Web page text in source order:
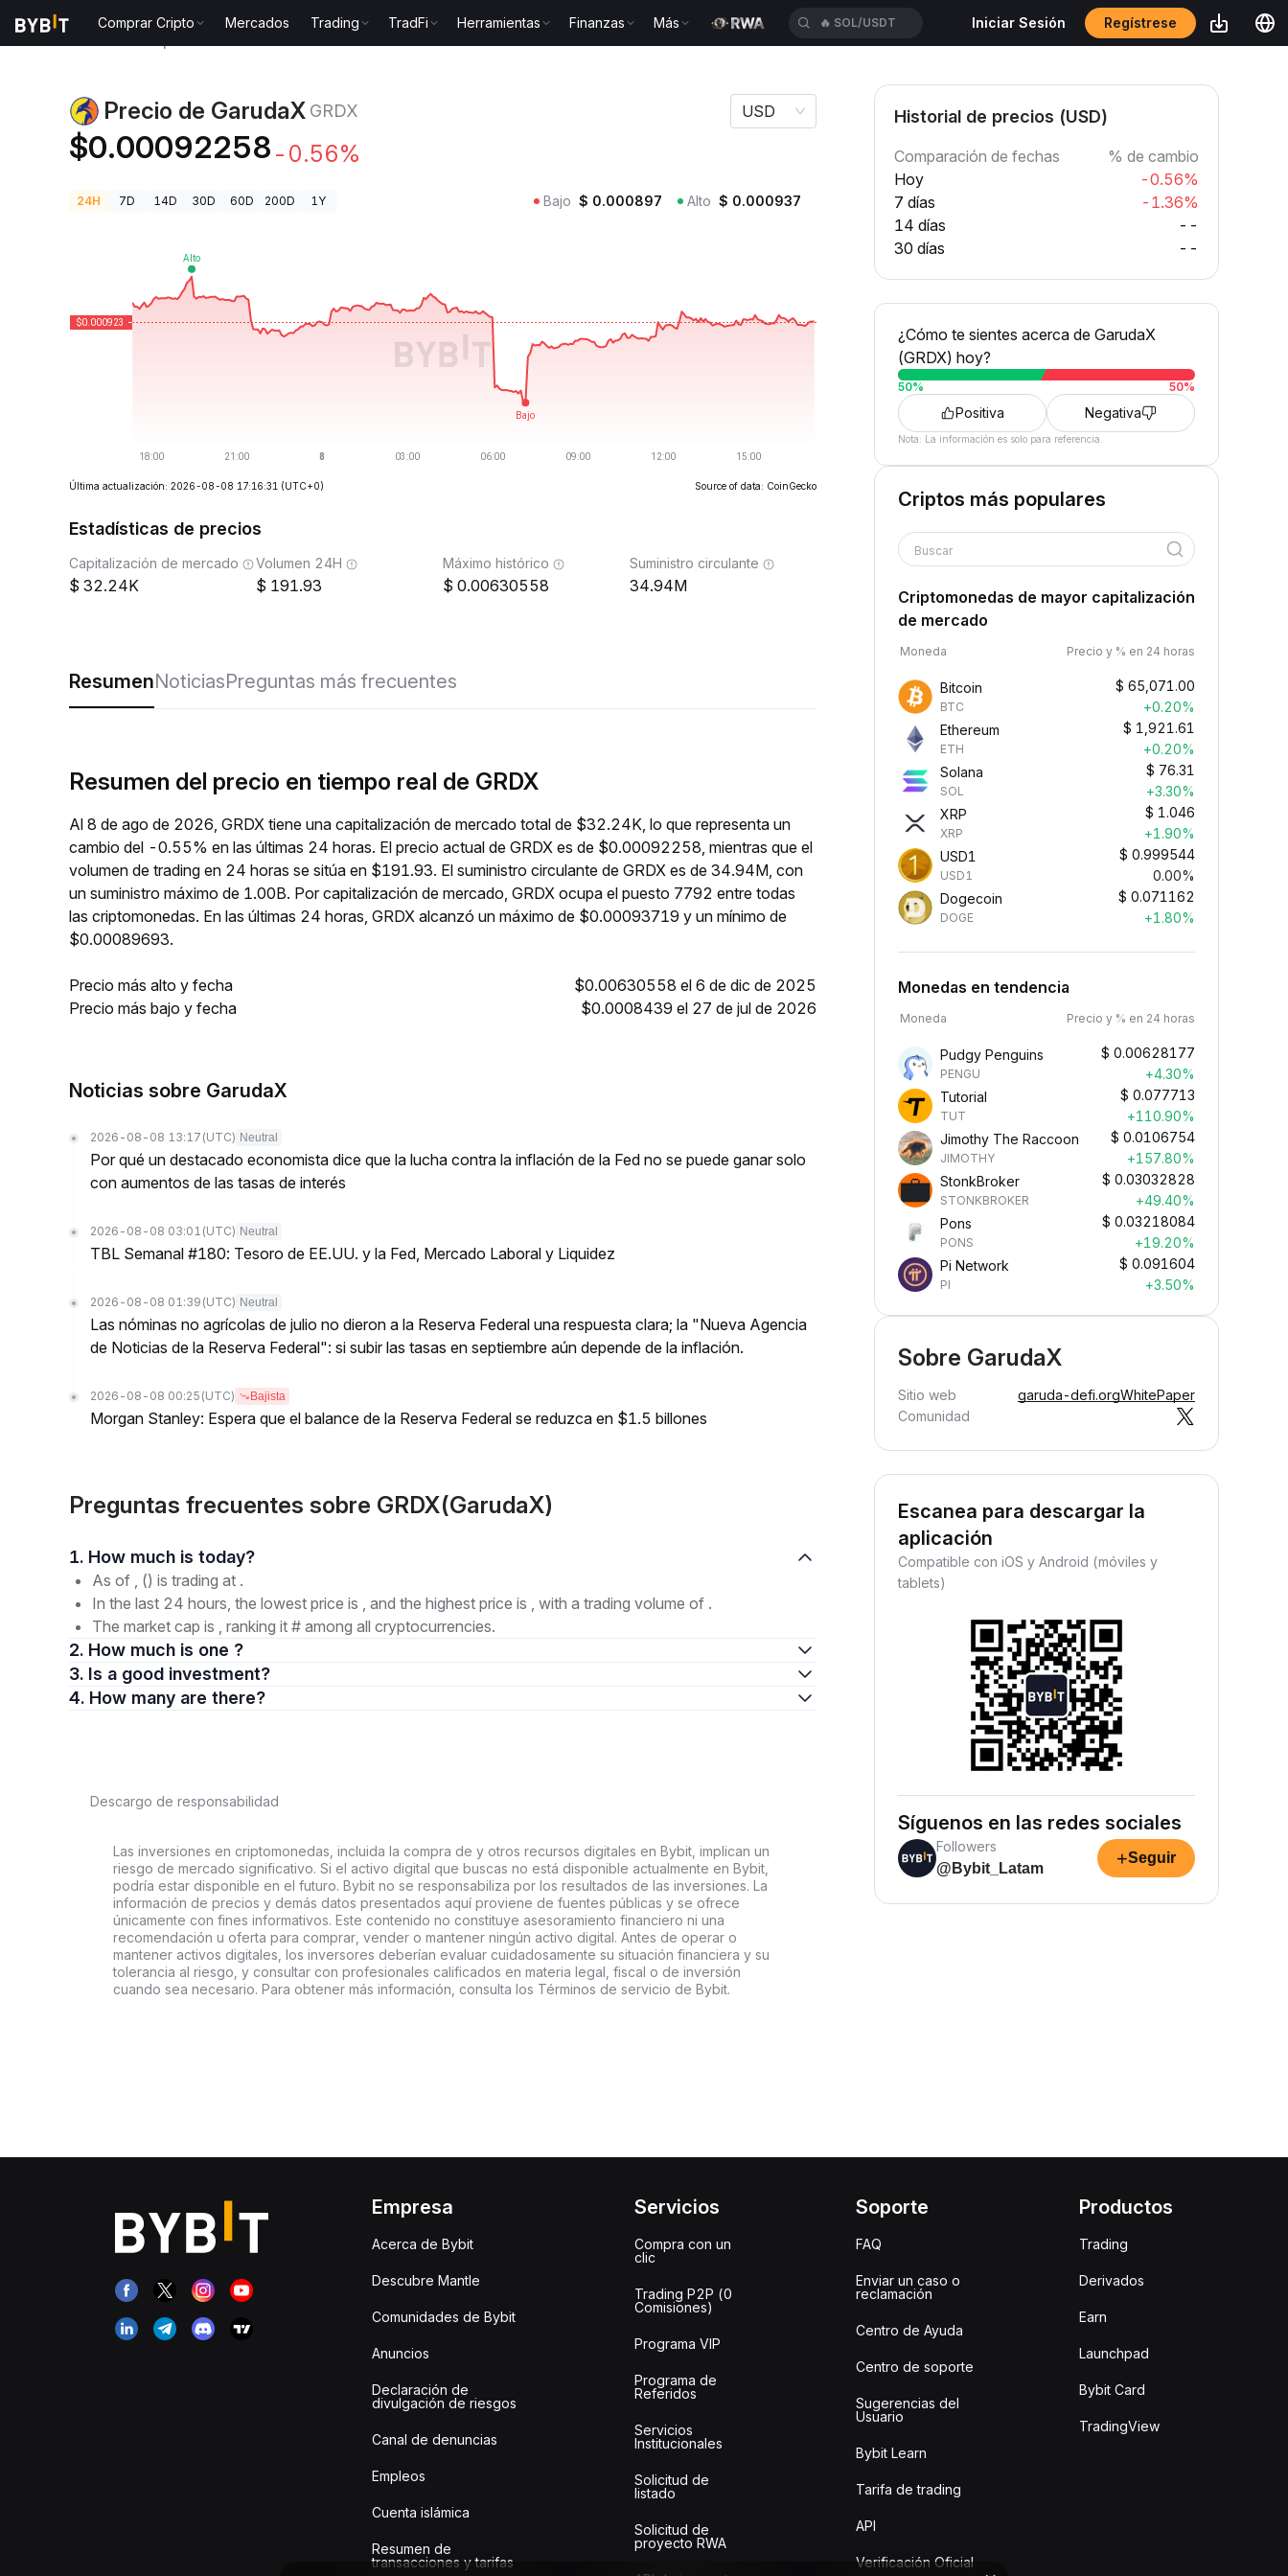
Comprar Cripto Mercados Trading TradFi Herramientas Finanzas Más 🔥 TUTUSDT Iniciar Sesión Regístrese
Precio de GarudaX GRDX
$0.00092258 -0.56%
USD
24H 7D 14D 30D 60D 200D 1Y Bajo $ 0.000897 Alto $ 0.000937
Última actualización: 2026-08-08 17:16:31 (UTC+0) Source of data: CoinGecko
Estadísticas de precios
Capitalización de mercado
32.24K
Volumen 24H
191.93
Máximo histórico
0.00630558
Suministro circulante
34.94M
ResumenNoticiasPreguntas más frecuentes
Resumen del precio en tiempo real de GRDX
Al 8 de ago de 2026, GRDX tiene una capitalización de mercado total de $32.24K, lo que representa un
cambio del -0.55% en las últimas 24 horas. El precio actual de GRDX es de $0.00092258, mientras que el
volumen de trading en 24 horas se sitúa en $191.93. El suministro circulante de GRDX es de 34.94M, con
un suministro máximo de 1.00B. Por capitalización de mercado, GRDX ocupa el puesto 7792 entre todas
las criptomonedas. En las últimas 24 horas, GRDX alcanzó un máximo de $0.00093719 y un mínimo de
$0.00089693.
Precio más alto y fecha
$0.00630558 el 6 de dic de 2025
Precio más bajo y fecha
$0.0008439 el 27 de jul de 2026
Noticias sobre GarudaX
2026-08-08 13:17 (UTC) Neutral
Por qué un destacado economista dice que la lucha contra la inflación de la Fed no se puede ganar solo
con aumentos de las tasas de interés
2026-08-08 03:01 (UTC) Neutral
TBL Semanal #180: Tesoro de EE.UU. y la Fed, Mercado Laboral y Liquidez
2026-08-08 01:39 (UTC) Neutral
Las nóminas no agrícolas de julio no dieron a la Reserva Federal una respuesta clara; la "Nueva Agencia
de Noticias de la Reserva Federal": si subir las tasas en septiembre aún depende de la inflación.
2026-08-08 00:25 (UTC) Bajista
Morgan Stanley: Espera que el balance de la Reserva Federal se reduzca en $1.5 billones
Preguntas frecuentes sobre GRDX(GarudaX)
1. How much is today?
As of , () is trading at .
In the last 24 hours, the lowest price is , and the highest price is , with a trading volume of .
The market cap is , ranking it # among all cryptocurrencies.
2. How much is one ?
3. Is a good investment?
4. How many are there?
Descargo de responsabilidad
Las inversiones en criptomonedas, incluida la compra de y otros recursos digitales en Bybit, implican un
riesgo de mercado significativo. Si el activo digital que buscas no está disponible actualmente en Bybit,
podría estar disponible en el futuro. Bybit no se responsabiliza por los resultados de las inversiones. La
información de precios y demás datos presentados aquí proviene de fuentes públicas y se ofrece
únicamente con fines informativos. Este contenido no constituye asesoramiento financiero ni una
recomendación u oferta para comprar, vender o mantener ningún activo digital. Antes de operar o
mantener activos digitales, los inversores deberían evaluar cuidadosamente su situación financiera y su
tolerancia al riesgo, y consultar con profesionales calificados en materia legal, fiscal o de inversión
cuando sea necesario. Para obtener más información, consulta los Términos de servicio de Bybit.
Historial de precios (USD)
Comparación de fechas
% de cambio
Hoy
-0.56%
7 días
-1.36%
14 días
--
30 días
--
¿Cómo te sientes acerca de GarudaX
(GRDX) hoy?
50% 50%
Positiva Negativa
Nota: La información es solo para referencia.
Criptos más populares
Buscar
Criptomonedas de mayor capitalización
de mercado
Moneda Precio y % en 24 horas
Bitcoin
BTC
$ 65,071.00
+0.20%
Ethereum
ETH
$ 1,921.61
+0.20%
Solana
SOL
$ 76.31
+3.30%
XRP
XRP
$ 1.046
+1.90%
USD1
USD1
$ 0.999544
0.00%
Dogecoin
DOGE
$ 0.071162
+1.80%
Monedas en tendencia
Moneda Precio y % en 24 horas
Pudgy Penguins
PENGU
$ 0.00628177
+4.30%
Tutorial
TUT
$ 0.077713
+110.90%
Jimothy The Raccoon
JIMOTHY
$ 0.0106754
+157.80%
StonkBroker
STONKBROKER
$ 0.03032828
+49.40%
Pons
PONS
$ 0.03218084
+19.20%
Pi Network
PI
$ 0.091604
+3.50%
Sobre GarudaX
Sitio web garuda-defi.orgWhitePaper
Comunidad
Escanea para descargar la
aplicación
Compatible con iOS y Android (móviles y
tablets)
Síguenos en las redes sociales
Followers
@Bybit_Latam
+Seguir
Empresa
Acerca de Bybit
Descubre Mantle
Comunidades de Bybit
Anuncios
Declaración de
divulgación de riesgos
Canal de denuncias
Empleos
Cuenta islámica
Resumen de
transacciones y tarifas
Servicios
Compra con un
clic
Trading P2P (0
Comisiones)
Programa VIP
Programa de
Referidos
Servicios
Institucionales
Solicitud de
listado
Solicitud de
proyecto RWA
Soporte
FAQ
Enviar un caso o
reclamación
Centro de Ayuda
Centro de soporte
Sugerencias del
Usuario
Bybit Learn
Tarifa de trading
API
Verificación Oficial
Productos
Trading
Derivados
Earn
Launchpad
Bybit Card
TradingView